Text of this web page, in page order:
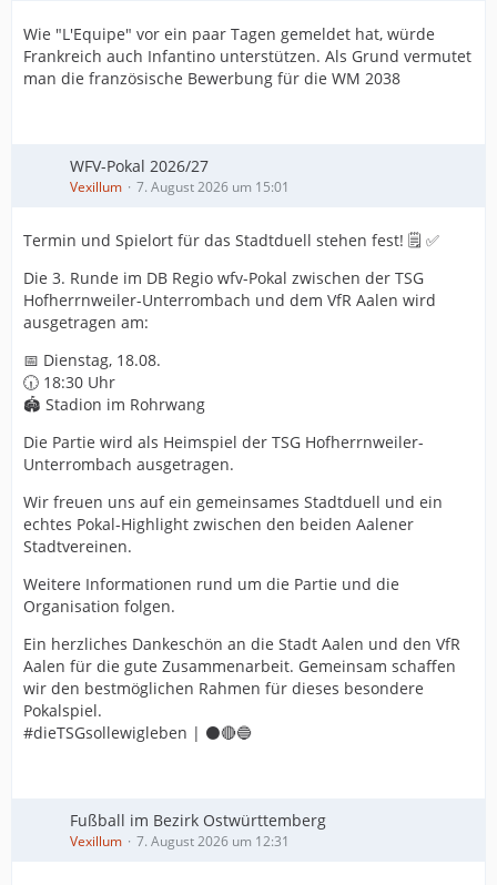
Wie "L'Equipe" vor ein paar Tagen gemeldet hat, würde
Frankreich auch Infantino unterstützen. Als Grund vermutet
man die französische Bewerbung für die WM 2038
WFV-Pokal 2026/27
Vexillum 7. August 2026 um 15:01
Termin und Spielort für das Stadtduell stehen fest! 🗒️ ✅
Die 3. Runde im DB Regio wfv-Pokal zwischen der TSG
Hofherrnweiler-Unterrombach und dem VfR Aalen wird
ausgetragen am:
📅 Dienstag, 18.08.
🕡 18:30 Uhr
🏟️ Stadion im Rohrwang
Die Partie wird als Heimspiel der TSG Hofherrnweiler-
Unterrombach ausgetragen.
Wir freuen uns auf ein gemeinsames Stadtduell und ein
echtes Pokal-Highlight zwischen den beiden Aalener
Stadtvereinen.
Weitere Informationen rund um die Partie und die
Organisation folgen.
Ein herzliches Dankeschön an die Stadt Aalen und den VfR
Aalen für die gute Zusammenarbeit. Gemeinsam schaffen
wir den bestmöglichen Rahmen für dieses besondere
Pokalspiel.
#dieTSGsollewigleben | ⚫️🔴🔵
Fußball im Bezirk Ostwürttemberg
Vexillum 7. August 2026 um 12:31